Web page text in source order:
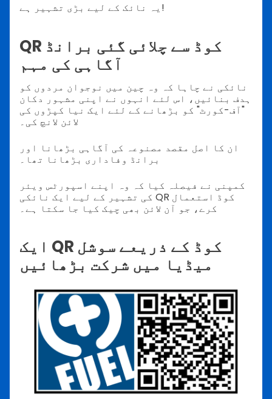
یہ نائک کے لیے بڑی تشہیر ہے!
QR کوڈ سے چلائی گئی برانڈ
آگاہی کی مہم
نائکی نے چاہا کہ وہ چین میں نوجوان مردوں کو
ہدف بنائیں، اس لئے انہوں نے اپنی مشہور دکان
"آف-کورٹ" کو بڑھانے کے لئے ایک نیا کپڑوں کی
لائن لانچ کی۔
ان کا اصل مقصد مصنوعہ کی آگاہی بڑھانا اور
برانڈ وفاداری بڑھانا تھا۔
کمپنی نے فیصلہ کیا کہ وہ اپنے اسپورٹس ویئر
کی تشہیر کے لیے ایک نائکی QR کوڈ استعمال
کرے، جو آن لائن بھی چیک کیا جا سکتا ہے۔
ایک QR کوڈ کے ذریعے سوشل
میڈیا میں شرکت بڑھائیں